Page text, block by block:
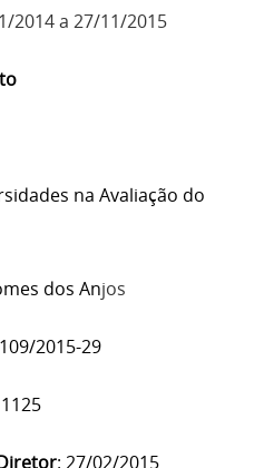
2014 a 27/11/2015
na Avaliação do
dos Anjos
2015-29
1125
: 27/02/2015